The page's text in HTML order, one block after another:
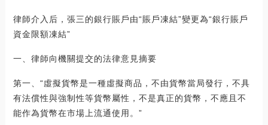
律師介入后，張三的銀行賬戶由“賬戶凍結”變更為“銀行賬戶
資金限額凍結”
一、律師向機關提交的法律意見摘要
第一、“虛擬貨幣是一種虛擬商品，不由貨幣當局發行，不具
有法償性與強制性等貨幣屬性，不是真正的貨幣，不應且不
能作為貨幣在市場上流通使用。”